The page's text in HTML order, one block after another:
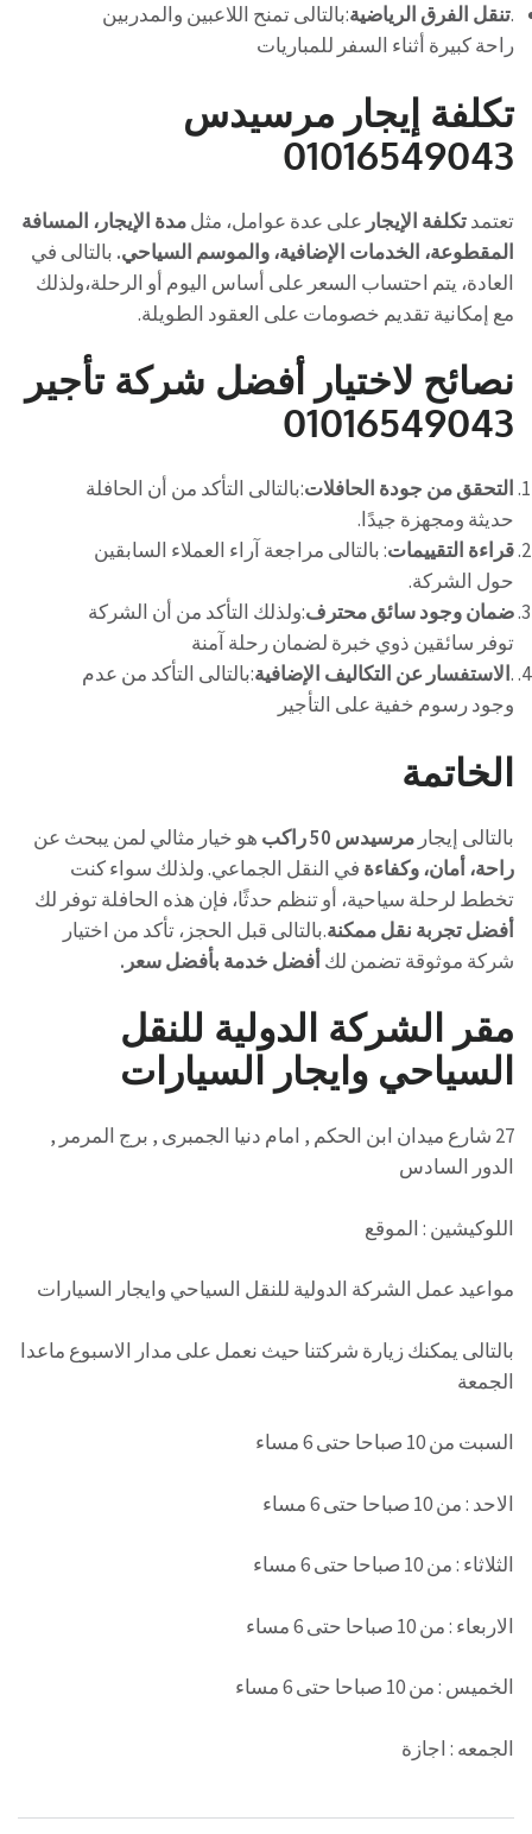
.تنقل الفرق الرياضية:بالتالى تمنح اللاعبين والمدربين
راحة كبيرة أثناء السفر للمباريات
تكلفة إيجار مرسيدس
01016549043
تعتمدتكلفة الإيجار على عدة عوامل، مثلمدة الإيجار، المسافة
المقطوعة، الخدمات الإضافية، والموسم السياحي. بالتالى في
العادة، يتم احتساب السعر على أساس اليوم أو الرحلة،ولذلك
مع إمكانية تقديم خصومات على العقود الطويلة.
نصائح لاختيار أفضل شركة تأجير
01016549043
التحقق من جودة الحافلات:بالتالى التأكد من أن الحافلة
حديثة ومجهزة جيدًا.
قراءة التقييمات: بالتالى مراجعة آراء العملاء السابقين
حول الشركة.
ضمان وجود سائق محترف:ولذلك التأكد من أن الشركة
توفر سائقين ذوي خبرة لضمان رحلة آمنة
.الاستفسار عن التكاليف الإضافية:بالتالى التأكد من عدم
وجود رسوم خفية على التأجير
الخاتمة
بالتالى إيجار مرسيدس 50 راكب
هو خيار مثالي لمن يبحث عن
راحة، أمان، وكفاءة في النقل الجماعي. ولذلك سواء كنت
تخطط لرحلة سياحية، أو تنظم حدثًا، فإن هذه الحافلة توفر لك
أفضل تجربة نقل ممكنة.بالتالى قبل الحجز، تأكد من اختيار
شركة موثوقة تضمن لك أفضل خدمة بأفضل سعر.
مقر الشركة الدولية للنقل
السياحي وايجار السيارات
27 شارع ميدان ابن الحكم , امام دنيا الجمبرى , برج المرمر ,
الدور السادس
اللوكيشين : الموقع
مواعيد عمل الشركة الدولية للنقل السياحي وايجار السيارات
بالتالى يمكنك زيارة شركتنا حيث نعمل على مدار الاسبوع ماعدا
الجمعة
السبت من 10 صباحا حتى 6 مساء
الاحد : من 10 صباحا حتى 6 مساء
الثلاثاء : من 10 صباحا حتى 6 مساء
الاربعاء : من 10 صباحا حتى 6 مساء
الخميس : من 10 صباحا حتى 6 مساء
الجمعه : اجازة